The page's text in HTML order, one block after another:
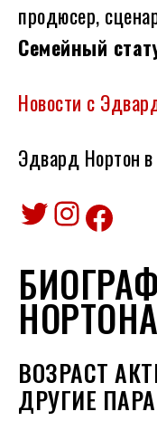
продюсер,
Семейный
Новости с
Эдвард Нортон
Twitter Instagram Facebook
НОРТОНА
ВОЗРАСТ
ДРУГИЕ